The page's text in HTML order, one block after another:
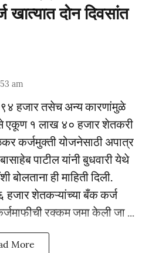
दोन दिवसांत
am
९४ हजार तसेच अन्य कारणांमुळे
एकूण १ लाख ४० हजार शेतकरी
कर्जमुक्ती योजनेसाठी अपात्र
पाटील यांनी बुधवारी येथे
बोलताना ही माहिती दिली.
शेतकऱ्यांच्या बँक कर्ज
रक्कम जमा केली जा ...
More